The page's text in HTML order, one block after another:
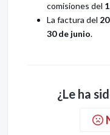
comisiones del
La factura del
30 de junio.
¿Le ha